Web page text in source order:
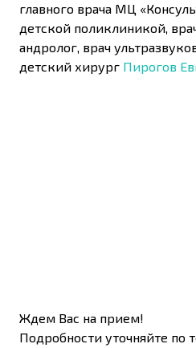
главного врача МЦ
детской поликлиникой,
андролог, врач
детский хирург Пирогов
Ждем Вас на прием!
Подробности уточняйте по